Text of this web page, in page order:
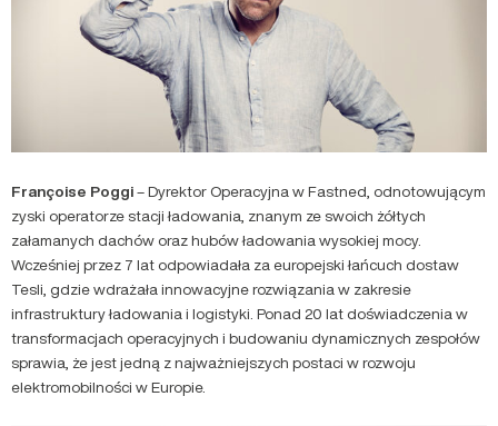
Françoise Poggi– Dyrektor Operacyjna w Fastned, odnotowującym
zyski operatorze stacji ładowania, znanym ze swoich żółtych
załamanych dachów oraz hubów ładowania wysokiej mocy.
Wcześniej przez 7 lat odpowiadała za europejski łańcuch dostaw
Tesli, gdzie wdrażała innowacyjne rozwiązania w zakresie
infrastruktury ładowania i logistyki. Ponad 20 lat doświadczenia w
transformacjach operacyjnych i budowaniu dynamicznych zespołów
sprawia, że jest jedną z najważniejszych postaci w rozwoju
elektromobilności w Europie.